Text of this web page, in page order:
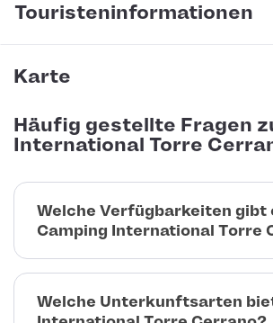
Touristeninformationen
Karte
Häufig gestellte Fragen
International Torre
Welche Verfügbarkeiten gibt
Camping International Torre
Welche Unterkunftsarten